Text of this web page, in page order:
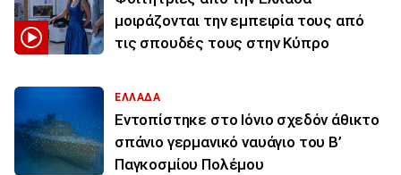
μοιράζονται την εμπειρία τους από
τις σπουδές τους στην Κύπρο
ΕΛΛΑΔΑ
Εντοπίστηκε στο Ιόνιο σχεδόν άθικτο
σπάνιο γερμανικό ναυάγιο του Β’
Παγκοσμίου Πολέμου